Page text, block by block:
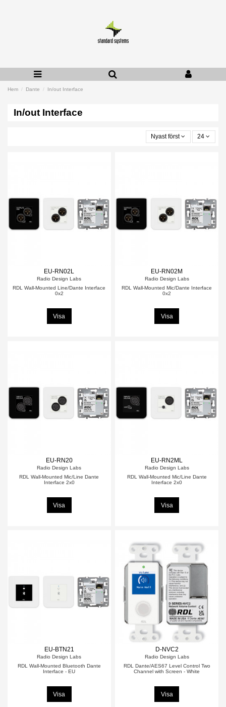
Hem Dante In/out Interface
In/out Interface
Nyast först 24
EU-RN02L
Radio Design Labs
RDL Wall-Mounted Line/Dante Interface
0x2
Visa
EU-RN02M
Radio Design Labs
RDL Wall-Mounted Mic/Dante Interface
0x2
Visa
EU-RN20
Radio Design Labs
RDL Wall-Mounted Mic/Line Dante
Interface 2x0
Visa
EU-RN2ML
Radio Design Labs
RDL Wall-Mounted Mic/Line Dante
Interface 2x0
Visa
EU-BTN21
Radio Design Labs
RDL Wall-Mounted Bluetooth Dante
Interface - EU
Visa
D-NVC2
Radio Design Labs
RDL Dante/AES67 Level Control Two
Channel with Screen - White
Visa